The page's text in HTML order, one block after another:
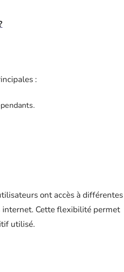
:
ont accès à différentes
internet. Cette flexibilité permet
utilisé.